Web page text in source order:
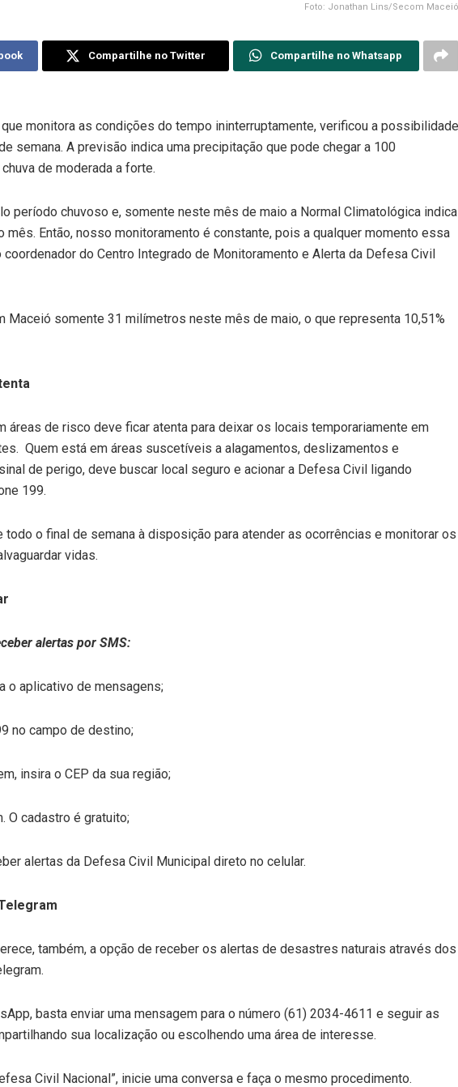
Foto: Jonathan Lins/Secom Maceió
Compartilhe no Twitter Compartilhe no Whatsapp
monitora as condições do tempo ininterruptamente, verificou a possibilidade
semana. A previsão indica uma precipitação que pode chegar a 100
de moderada a forte.
período chuvoso e, somente neste mês de maio a Normal Climatológica indica
Então, nosso monitoramento é constante, pois a qualquer momento essa
coordenador do Centro Integrado de Monitoramento e Alerta da Defesa Civil
Maceió somente 31 milímetros neste mês de maio, o que representa 10,51%
áreas de risco deve ficar atenta para deixar os locais temporariamente em
Quem está em áreas suscetíveis a alagamentos, deslizamentos e
de perigo, deve buscar local seguro e acionar a Defesa Civil ligando
199.
todo o final de semana à disposição para atender as ocorrências e monitorar os
vidas.
alertas por SMS:
o aplicativo de mensagens;
no campo de destino;
insira o CEP da sua região;
O cadastro é gratuito;
alertas da Defesa Civil Municipal direto no celular.
também, a opção de receber os alertas de desastres naturais através dos
basta enviar uma mensagem para o número (61) 2034-4611 e seguir as
sua localização ou escolhendo uma área de interesse.
Civil Nacional”, inicie uma conversa e faça o mesmo procedimento.